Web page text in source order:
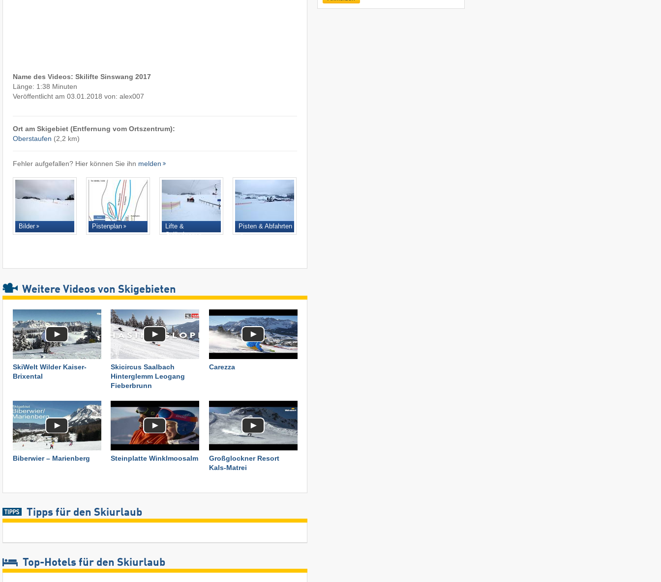
Name des Videos: Skilifte Sinswang 2017
Länge: 1:38 Minuten
Veröffentlicht am 03.01.2018 von: alex007
Ort am Skigebiet (Entfernung vom Ortszentrum):
Oberstaufen (2,2 km)
Fehler aufgefallen? Hier können Sie ihn melden
Bilder Pistenplan
Lifte &
Seilbahnen
Pisten & Abfahrten
Weitere Videos von Skigebieten
SkiWelt Wilder Kaiser-
Brixental
Skicircus Saalbach
Hinterglemm Leogang
Fieberbrunn
Carezza
Biberwier – Marienberg Steinplatte Winklmoosalm
Großglockner Resort
Kals-Matrei
Tipps für den Skiurlaub
Top-Hotels für den Skiurlaub